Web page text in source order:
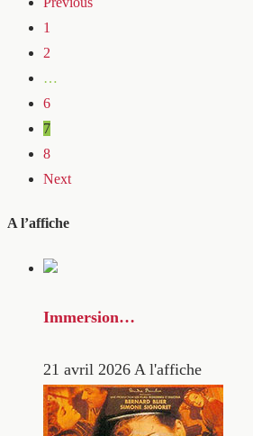
1
2
…
6
7
8
Next
A l’affiche
Immersion…
21 avril 2026 A l'affiche